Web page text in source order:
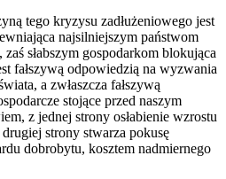
tego kryzysu zadłużeniowego jest
najsilniejszym państwom
słabszym gospodarkom blokująca
fałszywą odpowiedzią na wyzwania
a zwłaszcza fałszywą
stojące przed naszym
z jednej strony osłabienie wzrostu
strony stwarza pokusę
dobrobytu, kosztem nadmiernego